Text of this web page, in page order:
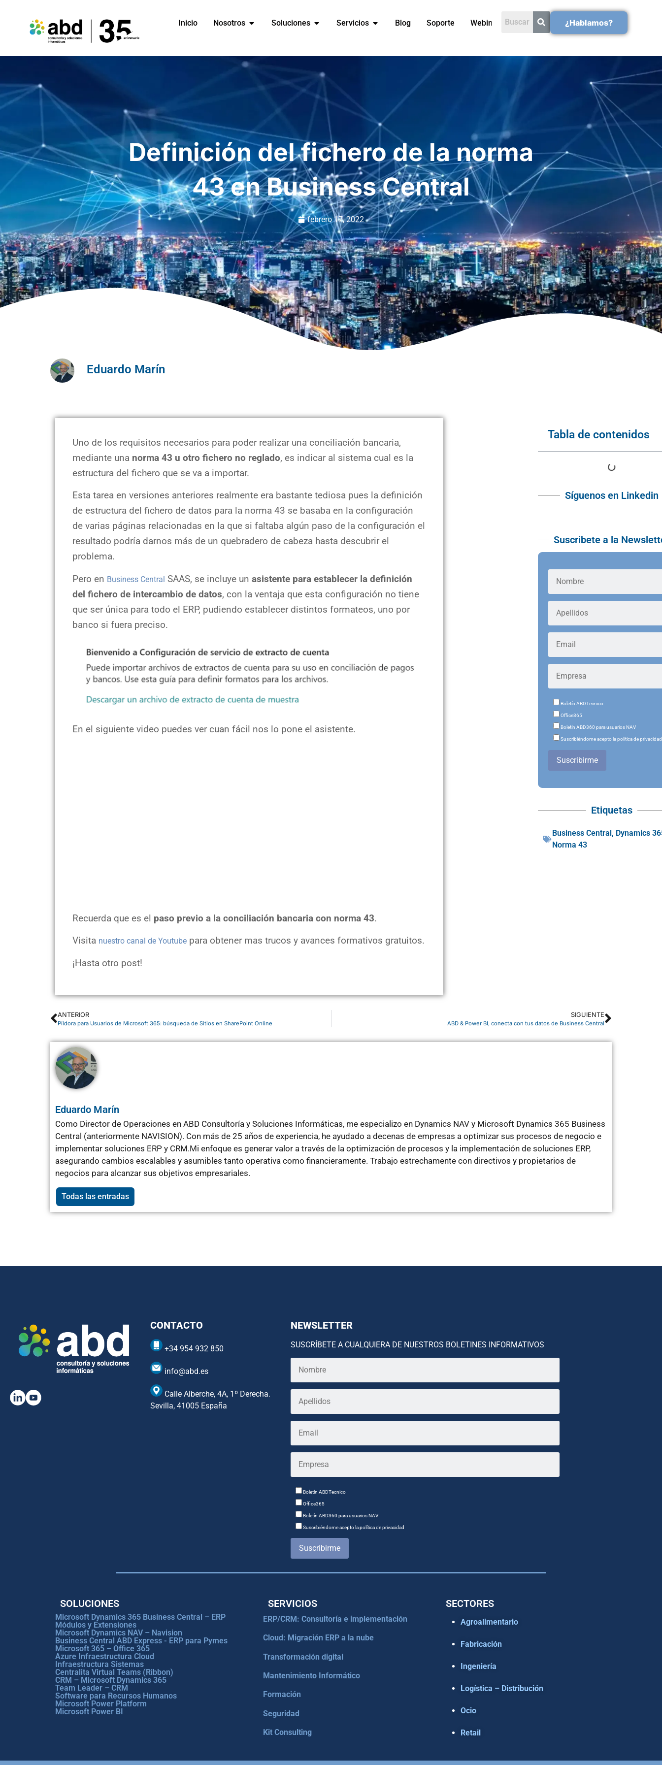
Inicio Nosotros Soluciones Servicios Blog Soporte Webinars ¿Hablamos?
Definición del fichero de la norma
43 en Business Central
febrero 17, 2022
Eduardo Marín
Uno de los requisitos necesarios para poder realizar una conciliación bancaria,
mediante una norma 43 u otro fichero no reglado, es indicar al sistema cual es la
estructura del fichero que se va a importar.
Esta tarea en versiones anteriores realmente era bastante tediosa pues la definición
de estructura del fichero de datos para la norma 43 se basaba en la configuración
de varias páginas relacionadas en la que si faltaba algún paso de la configuración el
resultado podría darnos más de un quebradero de cabeza hasta descubrir el
problema.
Pero en Business Central SAAS, se incluye un asistente para establecer la definición
del fichero de intercambio de datos, con la ventaja que esta configuración no tiene
que ser única para todo el ERP, pudiendo establecer distintos formateos, uno por
banco si fuera preciso.
En el siguiente video puedes ver cuan fácil nos lo pone el asistente.
Recuerda que es el paso previo a la conciliación bancaria con norma 43.
Visita nuestro canal de Youtube para obtener mas trucos y avances formativos gratuitos.
¡Hasta otro post!
Tabla de contenidos
Síguenos en Linkedin
Suscribete a la
Boletín ABDTecnico
Office365
Boletín ABD360 para usuarios NAV
Suscribiéndome acepto la política de privacidad
Suscribirme
Etiquetas
Business Central, Dynamics
Norma 43
ANTERIOR
Píldora para Usuarios de Microsoft 365: búsqueda de Sitios en SharePoint Online
SIGUIENTE
ABD & Power BI, conecta con tus datos de Business Central
Eduardo Marín
Como Director de Operaciones en ABD Consultoría y Soluciones Informáticas, me especializo en Dynamics NAV y Microsoft Dynamics 365 Business
Central (anteriormente NAVISION). Con más de 25 años de experiencia, he ayudado a decenas de empresas a optimizar sus procesos de negocio e
implementar soluciones ERP y CRM.Mi enfoque es generar valor a través de la optimización de procesos y la implementación de soluciones ERP,
asegurando cambios escalables y asumibles tanto operativa como financieramente. Trabajo estrechamente con directivos y propietarios de
negocios para alcanzar sus objetivos empresariales.
Todas las entradas
CONTACTO
+34 954 932 850
info@abd.es
Calle Alberche, 4A, 1º Derecha.
Sevilla, 41005 España
NEWSLETTER
SUSCRÍBETE A CUALQUIERA DE NUESTROS BOLETINES INFORMATIVOS
Boletín ABDTecnico
Office365
Boletín ABD360 para usuarios NAV
Suscribiéndome acepto la política de privacidad
Suscribirme
SOLUCIONES
Microsoft Dynamics 365 Business Central – ERP
Módulos y Extensiones
Microsoft Dynamics NAV – Navision
Business Central ABD Express - ERP para Pymes
Microsoft 365 – Office 365
Azure Infraestructura Cloud
Infraestructura Sistemas
Centralita Virtual Teams (Ribbon)
CRM – Microsoft Dynamics 365
Team Leader – CRM
Software para Recursos Humanos
Microsoft Power Platform
Microsoft Power BI
SERVICIOS
ERP/CRM: Consultoría e implementación
Cloud: Migración ERP a la nube
Transformación digital
Mantenimiento Informático
Formación
Seguridad
Kit Consulting
SECTORES
Agroalimentario
Fabricación
Ingeniería
Logística – Distribución
Ocio
Retail